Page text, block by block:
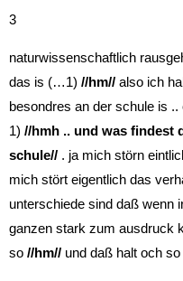
3
naturwissenschaftlich
das is (…1) //hm// also ich
besondres an der schule is ..
1) //hmh .. und was findest
schule// . ja mich störn
mich stört eigentlich das
unterschiede sind daß wenn
ganzen stark zum ausdruck
so //hm// und daß halt och